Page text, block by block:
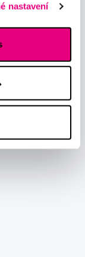
nastavení
tyto účely.